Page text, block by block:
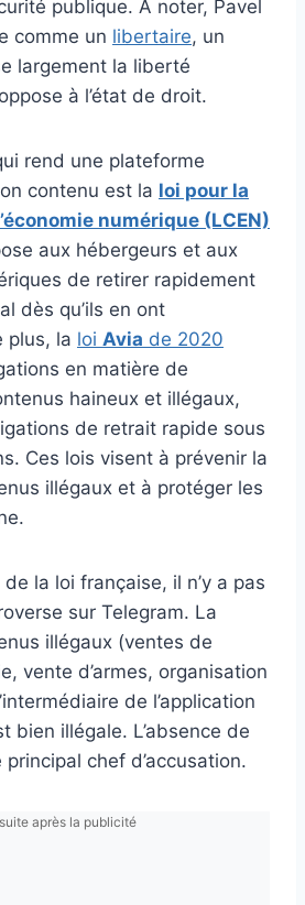
publique. A noter, Pavel
comme un libertaire, un
largement la liberté
à l’état de droit.
rend une plateforme
contenu est la loi pour la
numérique (LCEN)
aux hébergeurs et aux
de retirer rapidement
dès qu’ils en ont
plus, la loi Avia de 2020
en matière de
haineux et illégaux,
de retrait rapide sous
Ces lois visent à prévenir la
illégaux et à protéger les
de la loi française, il n’y a pas
sur Telegram. La
illégaux (ventes de
vente d’armes, organisation
de l’application
bien illégale. L’absence de
chef d’accusation.
après la publicité